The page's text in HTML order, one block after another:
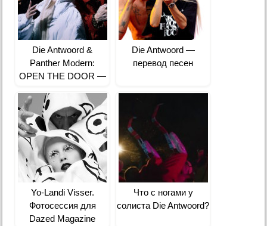
Die Antwoord &
Panther Modern:
OPEN THE DOOR —
Die Antwoord —
перевод песен
Yo-Landi Visser.
Фотосессия для
Dazed Magazine
Что с ногами у
солиста Die Antwoord?